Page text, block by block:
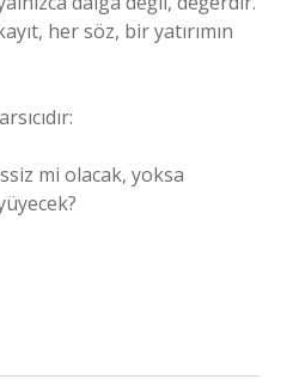
her söz, bir yatırımın
mi olacak, yoksa